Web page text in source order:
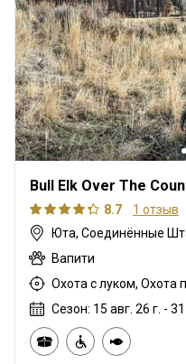
Bull Elk Over The
8.7
1 отзыв
Юта, Соединённые
Вапити
Сезон: 15 авг. 26 г. - 31